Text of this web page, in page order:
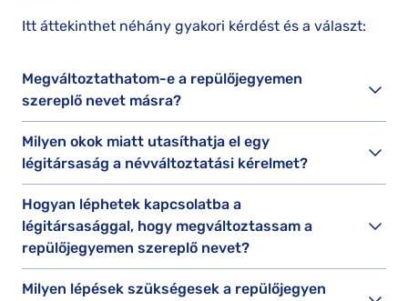
Itt áttekinthet néhány gyakori kérdést és a választ:
Megváltoztathatom-e a repülőjegyemen
szereplő nevet másra?
Milyen okok miatt utasíthatja el egy
légitársaság a névváltoztatási kérelmet?
Hogyan léphetek kapcsolatba a
légitársasággal, hogy megváltoztassam a
repülőjegyemen szereplő nevet?
Milyen lépések szükségesek a repülőjegyen